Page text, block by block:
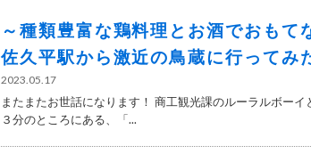
～種類豊富な鶏料理とお酒でおもて
佐久平駅から激近の鳥蔵に行ってみ
2023.05.17
またまたお世話になります！ 商工観光課のルーラルボー
３分のところにある、「...